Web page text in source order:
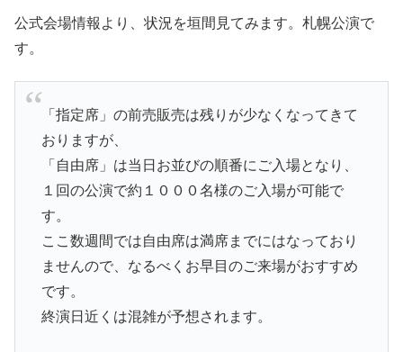
公式会場情報より、状況を垣間見てみます。札幌公演で
す。
「指定席」の前売販売は残りが少なくなってきて
おりますが、
「自由席」は当日お並びの順番にご入場となり、
１回の公演で約１０００名様のご入場が可能で
す。
ここ数週間では自由席は満席までにはなっており
ませんので、なるべくお早目のご来場がおすすめ
です。
終演日近くは混雑が予想されます。